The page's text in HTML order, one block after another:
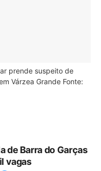
prende suspeito de
Várzea Grande Fonte:
de Barra do Garças
vagas